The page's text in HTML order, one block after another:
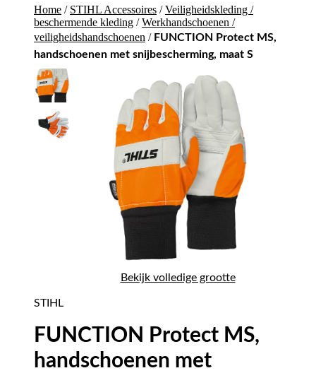
Home / STIHL Accessoires /Veiligheidskleding /
beschermende kleding /Werkhandschoenen /
veiligheidshandschoenen / FUNCTION Protect MS,
handschoenen met snijbescherming, maat S
Bekijk volledige grootte
STIHL
FUNCTION Protect MS,
handschoenen met